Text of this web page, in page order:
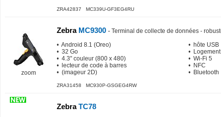
ZRA42837 MC339U-GF3EG4RU
zoom
ZebraMC9300 - Terminal de collecte de données -
• Android 8.1 (Oreo)
• 32 Go
• 4.3" couleur (800 x 480)
• lecteur de code à barres
• (imageur 2D)
• hôte USB
•
• Wi-Fi 5
• NFC
• Bluetooth
ZRA31458 MC930P-GSGEG4RW
ZebraTC78